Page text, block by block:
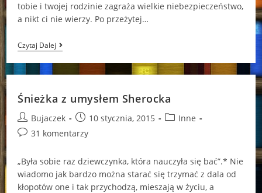
tobie i twojej rodzinie zagraża wielkie niebezpieczeństwo,
a nikt ci nie wierzy. Po przeżytej…
Czytaj DalejNiepokojąca…
Śnieżka z umysłem Sherocka
Post
author:
Bujaczek
Post
published:
10 stycznia, 2015
PostInne
Post31 komentarzy
„Była sobie raz dziewczynka, która nauczyła się bać”.* Nie
wiadomo jak bardzo można starać się trzymać z dala od
kłopotów one i tak przychodzą, mieszają w życiu, a